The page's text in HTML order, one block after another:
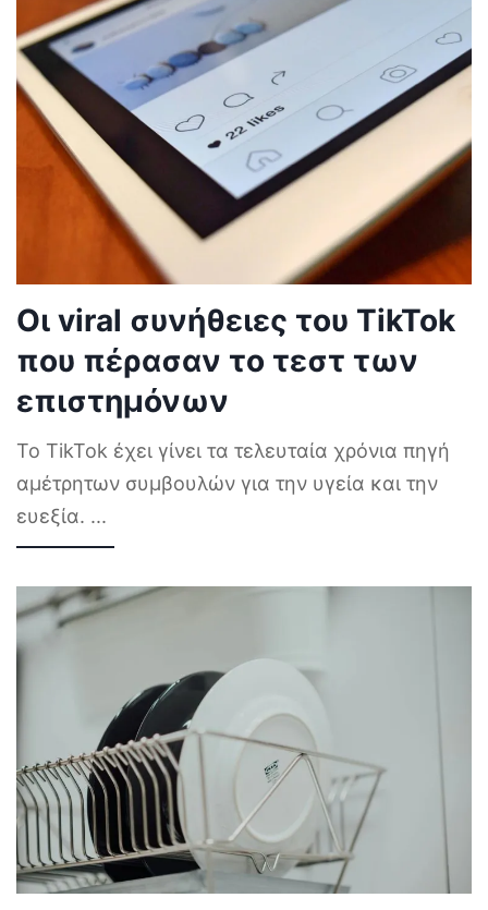
Οι viral συνήθειες του TikTok
που πέρασαν το τεστ των
επιστημόνων
Το TikTok έχει γίνει τα τελευταία χρόνια πηγή
αμέτρητων συμβουλών για την υγεία και την
ευεξία. ...